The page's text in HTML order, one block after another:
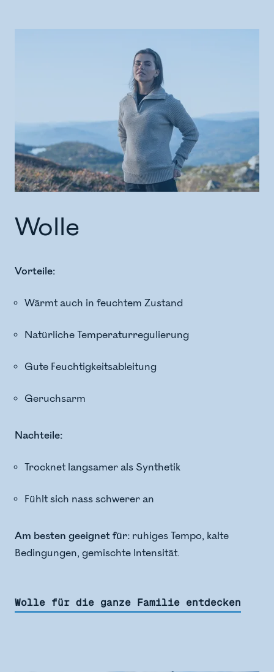
Wolle
Vorteile:
Wärmt auch in feuchtem Zustand
Natürliche Temperaturregulierung
Gute Feuchtigkeitsableitung
Geruchsarm
Nachteile:
Trocknet langsamer als Synthetik
Fühlt sich nass schwerer an
Am besten geeignet für: ruhiges Tempo, kalte
Bedingungen, gemischte Intensität.
Wolle für die ganze Familie entdecken